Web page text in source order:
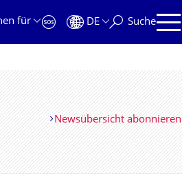
für
DE Suche
Newsübersicht abonnieren